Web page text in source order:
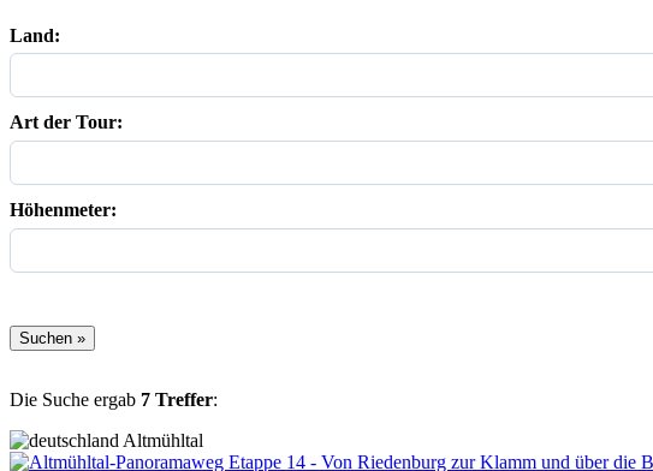
Land:
Art der Tour:
Höhenmeter:
Die Suche ergab 7 Treffer:
Altmühltal